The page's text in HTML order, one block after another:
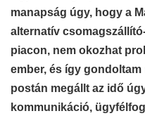
manapság úgy, hogy a
alternatív
piacon, nem okozhat
ember, és így gondoltam
postán megállt az idő
kommunikáció,